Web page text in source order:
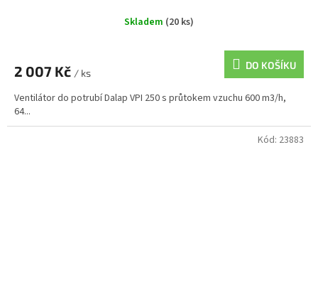
Skladem (20 ks)
2 007 Kč / ks
DO KOŠÍKU
Ventilátor do potrubí Dalap VPI 250 s průtokem vzuchu 600 m3/h,
64...
Kód: 23883